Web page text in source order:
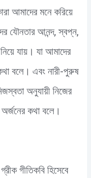
আমাদের মনে করিয়ে
যৌনতার আনন্দ, স্বপ্ন,
যায়। যা আমাদের
বলে। এবং নারী-পুরুষ
অনুযায়ী নিজের
কথা বলে।
গীতিকবি হিসেবে